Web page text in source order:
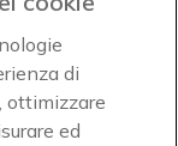
sicurezza
di
ottimizzare
ed